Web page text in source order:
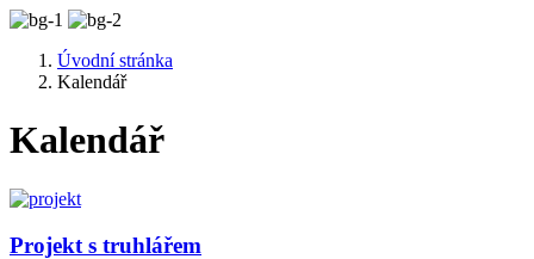
Úvodní stránka
Kalendář
Kalendář
Projekt s truhlářem